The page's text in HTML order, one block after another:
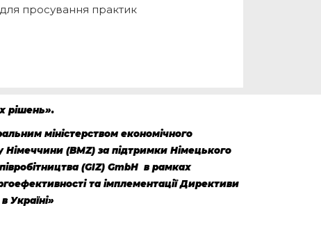
просування практик
рішень».
міністерством економічного
Німеччини (BMZ) за підтримки Німецького
(GIZ) GmbH в рамках
та імплементації Директиви
Україні»